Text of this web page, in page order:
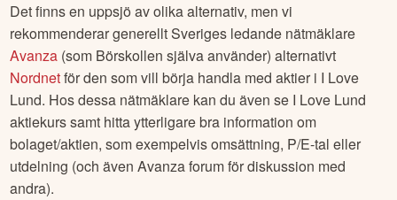
Det finns en uppsjö av olika alternativ, men vi
rekommenderar generellt Sveriges ledande nätmäklare
Avanza (som Börskollen själva använder) alternativt
Nordnetför den som vill börja handla med aktier i I Love
Lund. Hos dessa nätmäklare kan du även se I Love Lund
aktiekurs samt hitta ytterligare bra information om
bolaget/aktien, som exempelvis omsättning, P/E-tal eller
utdelning (och även Avanza forum för diskussion med
andra).